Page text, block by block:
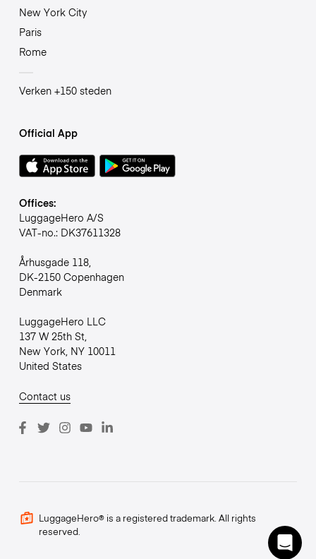
New York City
Paris
Rome
Verken +150 steden
Official App
Offices:
LuggageHero A/S
VAT-no.: DK37611328
Århusgade 118,
DK-2150 Copenhagen
Denmark
LuggageHero LLC
137 W 25th St,
New York, NY 10011
United States
Contact us
LuggageHero® is a registered trademark. All rights
reserved.